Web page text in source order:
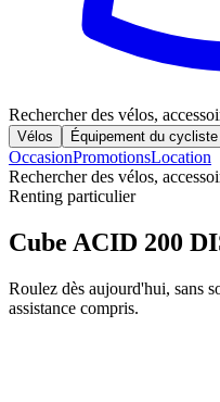
Rechercher des vélos,
Vélos Équipement du cycliste
OccasionPromotionsLocation
Rechercher des vélos,
Renting particulier
Cube ACID 200
Roulez dès aujourd'hui, sans
assistance compris.